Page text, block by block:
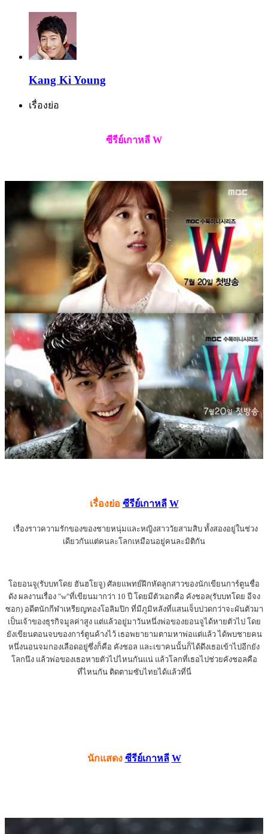
Kang Ki Young
เรื่องย่อ
ซีรีย์เกาหลี W
เรื่องย่อ ซีรีย์เกาหลี W
เรื่องราวความรักของของชายหนุ่มและหญิงสาววัยสามสิบ ทั้งสองอยู่ในช่วง
เดียวกันแต่คนละโลกเหมือนอยู่คนละมิติกัน
โอยอนจู(รับบทโดย ฮันฮโยจู) ศัลยแพทย์ฝึกหัดลูกสาวของนักเขียนการ์ตูนชื่อ
ดัง ผลงานเรื่อง "w"ที่เขียนมากว่า 10 ปี โดยมีตัวเอกคือ คังชอล(รับบทโดย อีจง
ซอก) อดีตนักกีฬาเหรียญทองโอลิมปิก ที่มีภูมิหลังที่แสนเจ็บปวดกว่าจะผันตัวมา
เป็นเจ้าของธุรกิจมูลค่าสูง แต่แล้วอยู่มาวันหนึ่งพ่อของยอนจูได้หายตัวไป โดย
ยังเขียนตอนจบของการ์ตูนค้างไว้ เธอพยายามตามหาพ่อแต่แล้ว ได้พบชายคน
หนึ่งนอนจมกองเลือดอยู่ซึ่งก็คือ คังชอล และเขาคนนั้นก็ได้ดึงเธอเข้าไปอีกยัง
โลกนึง แล้วพ่อของเธอหายตัวไปไหนกันแน่ แล้วโลกที่เธอไปช่วยคังชอลคือ
ที่ไหนกัน ติดตามซับไทยได้แล้วที่นี่
นักแสดง ซีรีย์เกาหลี W